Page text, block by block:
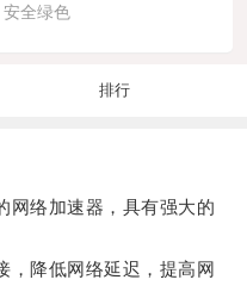
全绿色
排行
络加速器，具有强大的
降低网络延迟，提高网